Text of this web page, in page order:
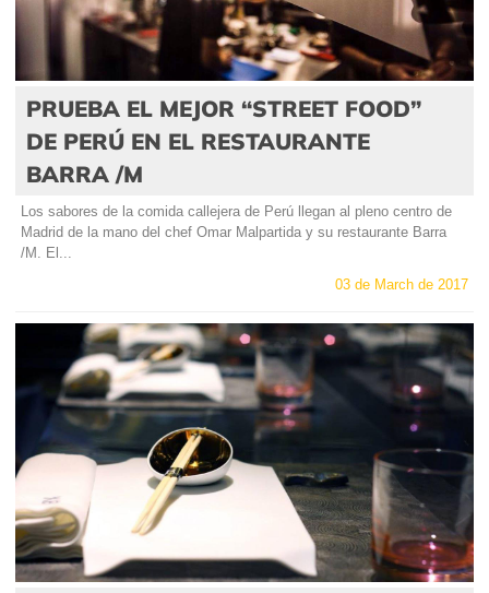
PRUEBA EL MEJOR “STREET FOOD”
DE PERÚ EN EL RESTAURANTE
BARRA /M
Los sabores de la comida callejera de Perú llegan al pleno centro de
Madrid de la mano del chef Omar Malpartida y su restaurante Barra
/M. El...
03 de March de 2017